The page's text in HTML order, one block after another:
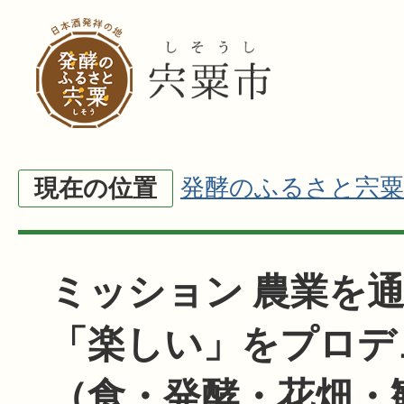
現在の位置 発酵のふるさと宍粟
ミッション 農業を
「楽しい」をプロ